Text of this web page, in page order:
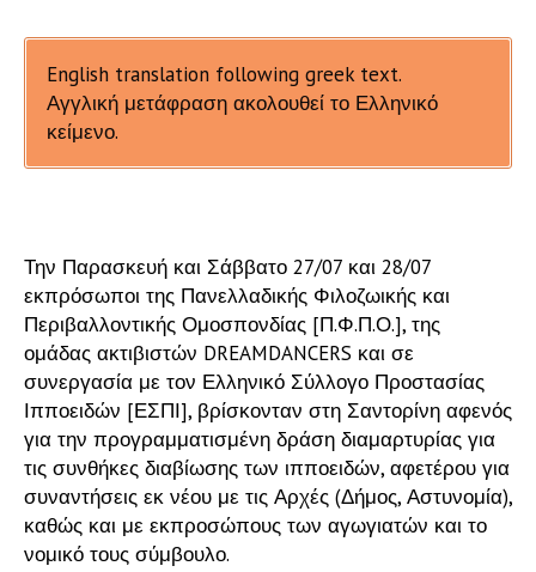
English translation following greek text.
Αγγλική μετάφραση ακολουθεί το Ελληνικό
κείμενο.
Την Παρασκευή και Σάββατο 27/07 και 28/07
εκπρόσωποι της Πανελλαδικής Φιλοζωικής και
Περιβαλλοντικής Ομοσπονδίας [Π.Φ.Π.Ο.], της
ομάδας ακτιβιστών DREAMDANCERS και σε
συνεργασία με τον Ελληνικό Σύλλογο Προστασίας
Ιπποειδών [ΕΣΠΙ], βρίσκονταν στη Σαντορίνη αφενός
για την προγραμματισμένη δράση διαμαρτυρίας για
τις συνθήκες διαβίωσης των ιπποειδών, αφετέρου για
συναντήσεις εκ νέου με τις Αρχές (Δήμος, Αστυνομία),
καθώς και με εκπροσώπους των αγωγιατών και το
νομικό τους σύμβουλο.